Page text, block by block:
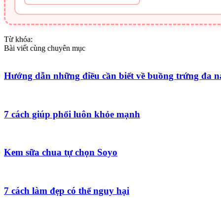
Từ khóa:
Bài viết cùng chuyên mục
Hướng dẫn những điều cần biết về buồng trứng đa
7 cách giúp phổi luôn khỏe mạnh
Kem sữa chua tự chọn Soyo
7 cách làm đẹp có thể nguy hại